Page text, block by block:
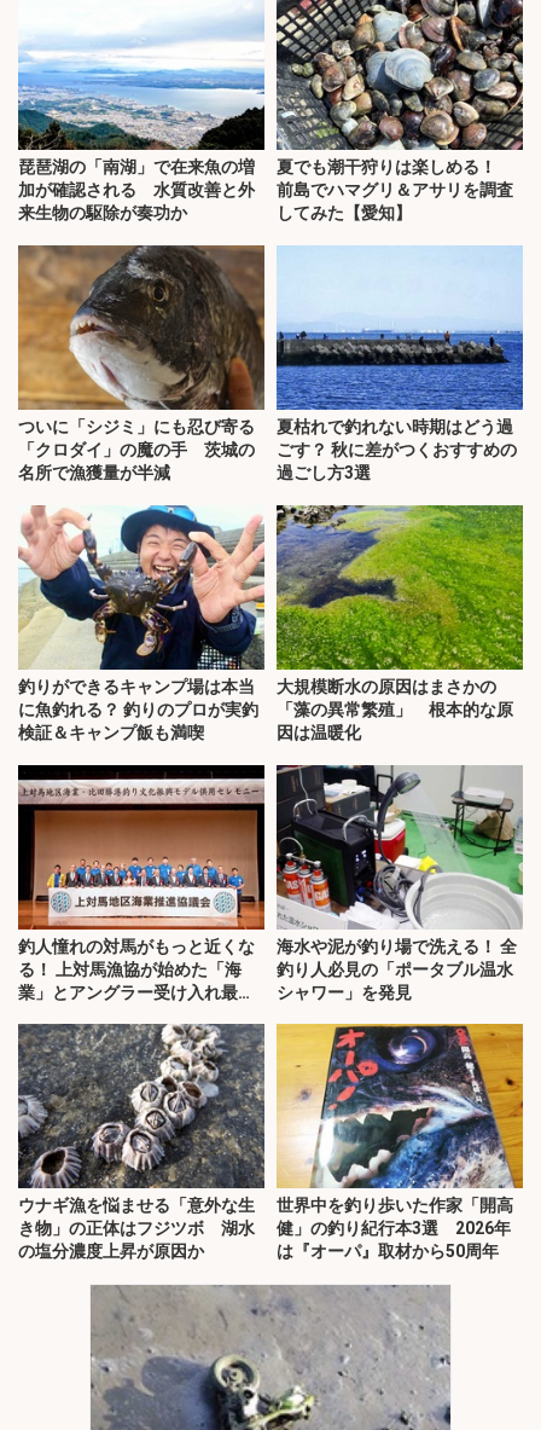
琵琶湖の「南湖」で在来魚の増
加が確認される 水質改善と外
来生物の駆除が奏功か
夏でも潮干狩りは楽しめる！
前島でハマグリ＆アサリを調査
してみた【愛知】
ついに「シジミ」にも忍び寄る
「クロダイ」の魔の手 茨城の
名所で漁獲量が半減
夏枯れで釣れない時期はどう過
ごす？ 秋に差がつくおすすめの
過ごし方3選
釣りができるキャンプ場は本当
に魚釣れる？ 釣りのプロが実釣
検証＆キャンプ飯も満喫
大規模断水の原因はまさかの
「藻の異常繁殖」 根本的な原
因は温暖化
釣人憧れの対馬がもっと近くな
る！ 上対馬漁協が始めた「海
業」とアングラー受け入れ最前
海水や泥が釣り場で洗える！ 全
釣り人必見の「ポータブル温水
シャワー」を発見
ウナギ漁を悩ませる「意外な生
き物」の正体はフジツボ 湖水
の塩分濃度上昇が原因か
世界中を釣り歩いた作家「開高
健」の釣り紀行本3選 2026年
は『オーパ』取材から50周年